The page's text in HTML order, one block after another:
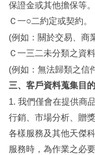
保證金或其他擔保等。
Ｃ一○二約定或契約。
(例如：關於交易、商
Ｃ一三二未分類之資料
(例如：無法歸類之信
三、客戶資料蒐集目的
1. 我們僅會在提供商
行銷、市場分析、 贈
各樣服務及其他天傑
服務時，為作業之必